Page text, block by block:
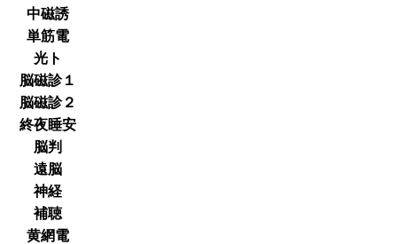
中磁誘
単筋電
光ト
脳磁診１
脳磁診２
終夜睡安
脳判
遠脳
神経
補聴
黄網電